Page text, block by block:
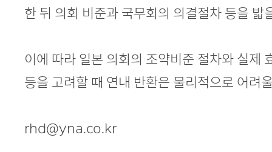
한 뒤 의회 비준과 국무회의 의결절차 등을 밟
이에 따라 일본 의회의 조약비준 절차와 실제
등을 고려할 때 연내 반환은 물리적으로 어려
rhd@yna.co.kr